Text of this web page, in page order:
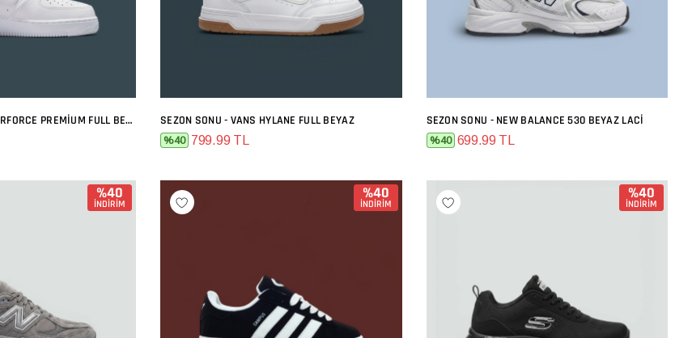
EKLE SEZON SONU - NIKE AIRFORCE PREMIUM FULL BEYAZ SEPETE EKLE
SEZON SONU - VANS HYLANE FULL BEYAZ
%40 799.99 TL
SEPETE EKLE
SEZON SONU - NEW BALANCE 530 BEYAZ LACI
%40 699.99 TL
%40
İNDİRİM
%40
İNDİRİM
%40
İNDİRİM